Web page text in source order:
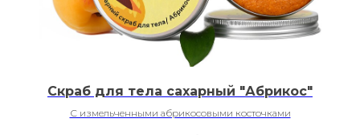
Скраб для тела сахарный "Абрикос"
С измельченными абрикосовыми косточками